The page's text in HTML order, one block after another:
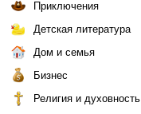
Приключения
Детская литература
Дом и семья
Бизнес
Религия и духовность